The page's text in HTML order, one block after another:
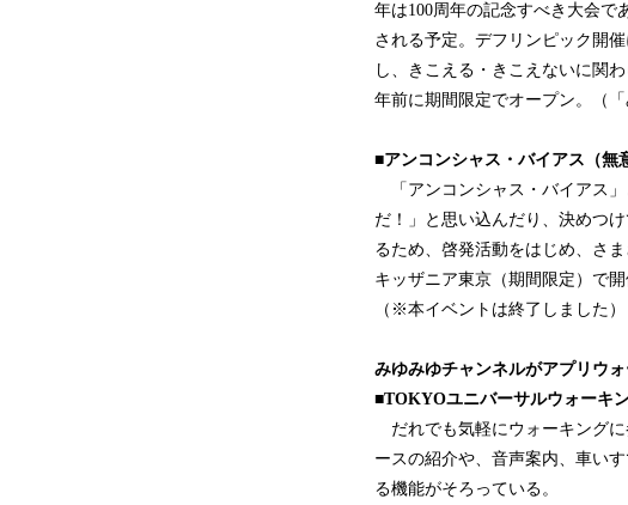
年は100周年の記念すべき大会で
される予定。デフリンピック開
し、きこえる・きこえないに関
年前に期間限定でオープン。（
■アンコンシャス・バイアス（無
「アンコンシャス・バイアス」
だ！」と思い込んだり、決めつ
るため、啓発活動をはじめ、さま
キッザニア東京（期間限定）で
（※本イベントは終了しました）
みゆみゆチャンネルがアプリウ
■TOKYOユニバーサルウォーキ
だれでも気軽にウォーキングに
ースの紹介や、音声案内、車い
る機能がそろっている。